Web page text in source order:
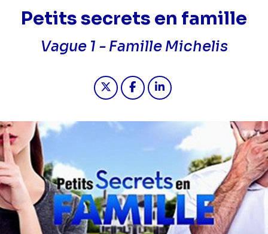
Petits secrets en famille
Vague 1 -Famille Michelis
Partager "2024-09-12 08:10 -
Partager "2024-09-12